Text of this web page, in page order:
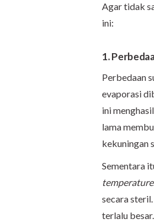
Agar tidak
ini:
1.
Perbedaan
evaporasi
ini
lama
kekuningan
Sementara
temperature
secara
terlalu besar.